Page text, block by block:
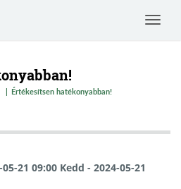
Toggle
Értékesítsen hatékonyabban!
05-21 09:00 Kedd - 2024-05-21